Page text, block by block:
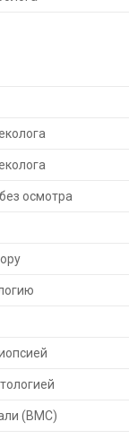
осмотра
(ВМС)